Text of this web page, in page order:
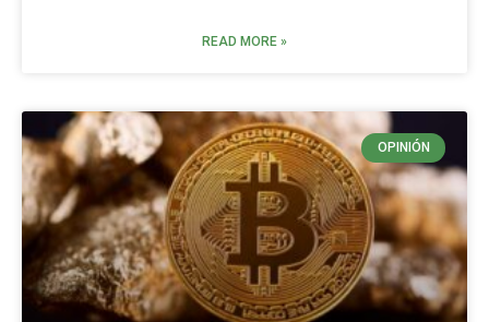
READ MORE »
OPINIÓN